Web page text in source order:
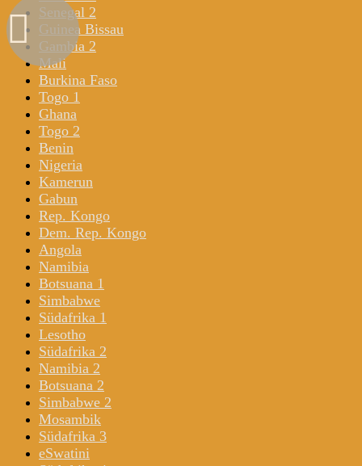
Senegal 2
Guinea Bissau
Gambia 2
Mali
Burkina Faso
Togo 1
Ghana
Togo 2
Benin
Nigeria
Kamerun
Gabun
Rep. Kongo
Dem. Rep. Kongo
Angola
Namibia
Botsuana 1
Simbabwe
Südafrika 1
Lesotho
Südafrika 2
Namibia 2
Botsuana 2
Simbabwe 2
Mosambik
Südafrika 3
eSwatini